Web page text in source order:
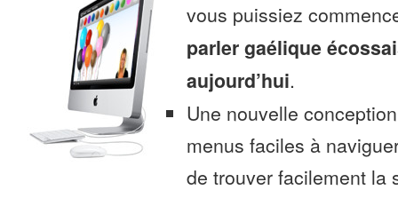
vous puissiez
parler gaélique
aujourd’hui.
Une nouvelle
menus faciles à
de trouver facilement la